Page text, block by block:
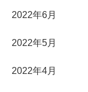
2022年6月
2022年5月
2022年4月